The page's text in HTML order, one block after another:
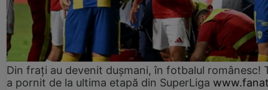
Din frați au devenit dușmani, în fotbalul românesc!
a pornit de la ultima etapă din SuperLiga